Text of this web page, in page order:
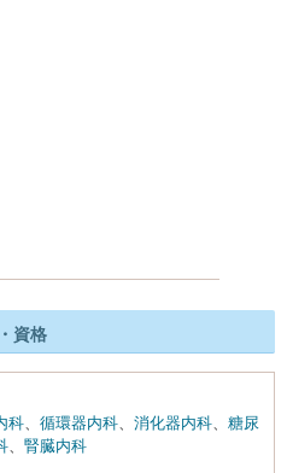
資格
科 循環器内科 消化器内科
糖尿
腎臓内科